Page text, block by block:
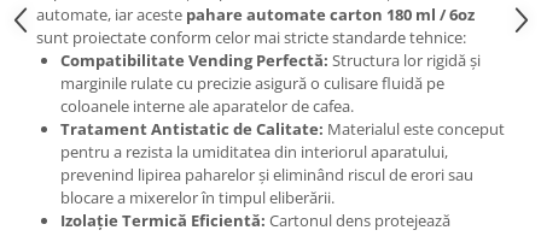
automate, iar aceste pahare automate carton 180 ml / 6oz
sunt proiectate conform celor mai stricte standarde tehnice:
Compatibilitate Vending Perfectă: Structura lor rigidă și
marginile rulate cu precizie asigură o culisare fluidă pe
coloanele interne ale aparatelor de cafea.
Tratament Antistatic de Calitate: Materialul este conceput
pentru a rezista la umiditatea din interiorul aparatului,
prevenind lipirea paharelor și eliminând riscul de erori sau
blocare a mixerelor în timpul eliberării.
Izolație Termică Eficientă: Cartonul dens protejează